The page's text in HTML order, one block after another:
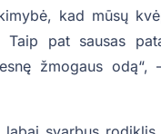
kad mūsų
Taip pat sausas
žmogaus odą“,